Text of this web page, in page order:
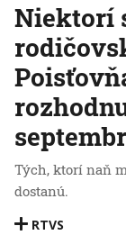
Niektorí
Tých, ktorí naň
dostanú.
RTVS